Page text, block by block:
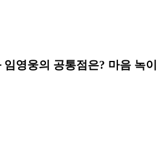
영웅의 공통점은? 마음 녹이